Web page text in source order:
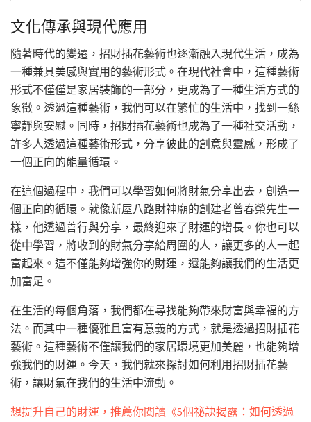
文化傳承與現代應用
隨著時代的變遷，招財插花藝術也逐漸融入現代生活，成為
一種兼具美感與實用的藝術形式。在現代社會中，這種藝術
形式不僅僅是家居裝飾的一部分，更成為了一種生活方式的
象徵。透過這種藝術，我們可以在繁忙的生活中，找到一絲
寧靜與安慰。同時，招財插花藝術也成為了一種社交活動，
許多人透過這種藝術形式，分享彼此的創意與靈感，形成了
一個正向的能量循環。
在這個過程中，我們可以學習如何將財氣分享出去，創造一
個正向的循環。就像新屋八路財神廟的創建者曾春榮先生一
樣，他透過善行與分享，最終迎來了財運的增長。你也可以
從中學習，將收到的財氣分享給周圍的人，讓更多的人一起
富起來。這不僅能夠增強你的財運，還能夠讓我們的生活更
加富足。
在生活的每個角落，我們都在尋找能夠帶來財富與幸福的方
法。而其中一種優雅且富有意義的方式，就是透過招財插花
藝術。這種藝術不僅讓我們的家居環境更加美麗，也能夠增
強我們的財運。今天，我們就來探討如何利用招財插花藝
術，讓財氣在我們的生活中流動。
想提升自己的財運，推薦你閱讀《5個祕訣揭露：如何透過